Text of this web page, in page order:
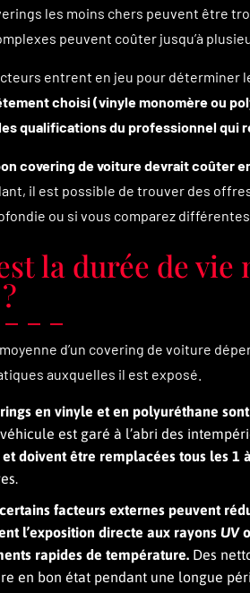
les moins chers peuvent être
peuvent coûter jusqu’à
entrent en jeu pour déterminer
choisi (vinyle monomère ou
qualifications du professionnel qui
covering de voiture devrait coûter
il est possible de trouver des
ou si vous comparez
la durée de vie
d’un covering de voiture
auxquelles il est exposé.
en vinyle et en polyuréthane
est garé à l’abri des
et doivent être remplacées tous les 1
certains facteurs externes peuvent
l’exposition directe aux rayons UV
rapides de température. Des
en bon état pendant une longue